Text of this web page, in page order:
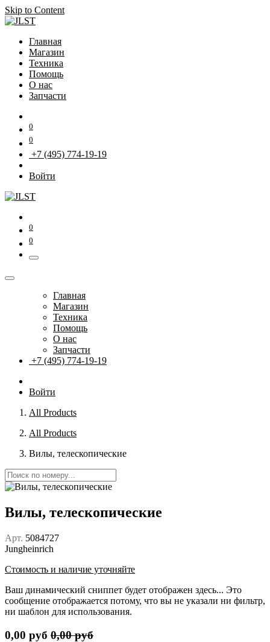
Skip to Content
Главная
Магазин
Техника
Помощь
О нас
Запчасти
0
0
+7 (495) 774-19-19
Войти
0
0
Главная
Магазин
Техника
Помощь
О нас
Запчасти
+7 (495) 774-19-19
Войти
All Products
All Products
Вилы, телескопические
Вилы, телескопические
Арт. 5084727
Jungheinrich
Стоимость и наличие уточняйте
Ваш динамический сниппет будет отображен здесь... Это
сообщение отображается потому, что вы не указали ни фильтр,
ни шаблон для использования.
0,00 руб 0,00руб